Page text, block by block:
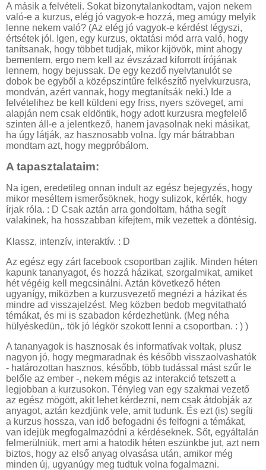
A másik a felvételi. Sokat bizonytalankodtam, vajon nekem
való-e a kurzus, elég jó vagyok-e hozzá, meg amúgy melyik
lenne nekem való? (Az elég jó vagyok-e kérdést légyszi,
értsétek jól. Igen, egy kurzus, oktatási mód arra való, hogy
tanítsanak, hogy többet tudjak, mikor kijövök, mint ahogy
bementem, ergo nem kell az évszázad kiforrott írójának
lennem, hogy bejussak. De egy kezdő nyelvtanulót se
dobok be egyből a középszintűre felkészítő nyelvkurzusra,
mondván, azért vannak, hogy megtanítsák neki.) Ide a
felvételihez be kell küldeni egy friss, nyers szöveget, ami
alapján nem csak eldöntik, hogy adott kurzusra megfelelő
szinten áll-e a jelentkező, hanem javasolnak neki másikat,
ha úgy látják, az hasznosabb volna. Így már bátrabban
mondtam azt, hogy megpróbálom.
A tapasztalataim:
Na igen, eredetileg onnan indult az egész bejegyzés, hogy
mikor meséltem ismerősöknek, hogy sulizok, kérték, hogy
írjak róla. : D Csak aztán arra gondoltam, hátha segít
valakinek, ha hosszabban kifejtem, mik vezettek a döntésig.
Klassz, intenzív, interaktív. : D
Az egész egy zárt facebook csoportban zajlik. Minden héten
kapunk tananyagot, és hozzá házikat, szorgalmikat, amiket
hét végéig kell megcsinálni. Aztán következő héten
ugyanígy, miközben a kurzusvezető megnézi a házikat és
mindre ad visszajelzést. Meg közben bedob megvitatható
témákat, és mi is szabadon kérdezhetünk. (Meg néha
hülyéskedün,. tök jó légkör szokott lenni a csoportban. : ) )
A tananyagok is hasznosak és informatívak voltak, plusz
nagyon jó, hogy megmaradnak és később visszaolvashatók
- határozottan hasznos, később, több tudással mást szűr le
belőle az ember -, nekem mégis az interakció tetszett a
legjobban a kurzusokon. Tényleg van egy szakmai vezető
az egész mögött, akit lehet kérdezni, nem csak átdobják az
anyagot, aztán kezdjünk vele, amit tudunk. És ezt (is) segíti
a kurzus hossza, van idő befogadni és felfogni a témákat,
van idejük megfogalmazódni a kérdéseknek. Sőt, egyáltalán
felmerülniük, mert ami a hatodik héten eszünkbe jut, azt nem
biztos, hogy az első anyag olvasása után, amikor még
minden új, ugyanúgy meg tudtuk volna fogalmazni.